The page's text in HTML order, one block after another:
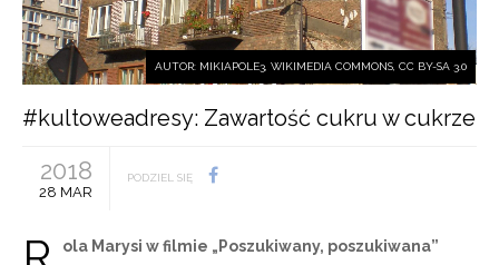
AUTOR: MIKIAPOLE3, WIKIMEDIA COMMONS, CC BY-SA 3.0
#kultoweadresy: Zawartość cukru w cukrze
2018
28 MAR
PODZIEL SIĘ
ola Marysi w filmie „Poszukiwany, poszukiwana”